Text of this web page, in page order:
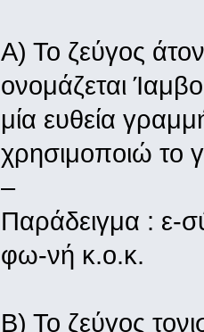
Α) Το ζεύγος
ονομάζεται
μία ευθεία
χρησιμοποιώ το
–
Παράδειγμα : ε-
φω-νή κ.ο.κ.
Β) Το ζεύγος